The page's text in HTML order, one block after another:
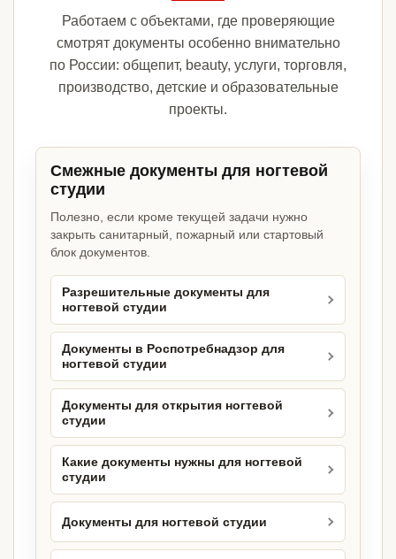
Работаем с объектами, где проверяющие
смотрят документы особенно внимательно
по России: общепит, beauty, услуги, торговля,
производство, детские и образовательные
проекты.
Смежные документы для ногтевой
студии
Полезно, если кроме текущей задачи нужно
закрыть санитарный, пожарный или стартовый
блок документов.
Разрешительные документы для
ногтевой студии
Документы в Роспотребнадзор для
ногтевой студии
Документы для открытия ногтевой
студии
Какие документы нужны для ногтевой
студии
Документы для ногтевой студии